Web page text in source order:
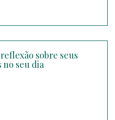
sobre seus
no seu dia